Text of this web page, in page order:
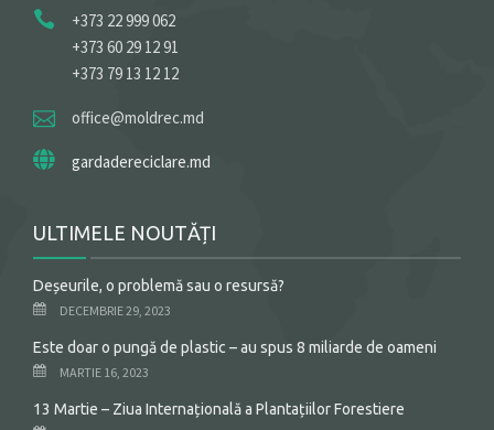
+373 22 999 062
+373 60 29 12 91
+373 79 13 12 12
office@moldrec.md
gardadereciclare.md
ULTIMELE NOUTĂȚI
Deșeurile, o problemă sau o resursă?
DECEMBRIE 29, 2023
Este doar o pungă de plastic – au spus 8 miliarde de oameni
MARTIE 16, 2023
13 Martie – Ziua Internațională a Plantațiilor Forestiere